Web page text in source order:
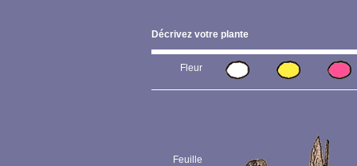
Décrivez votre plante
Fleur
Feuille